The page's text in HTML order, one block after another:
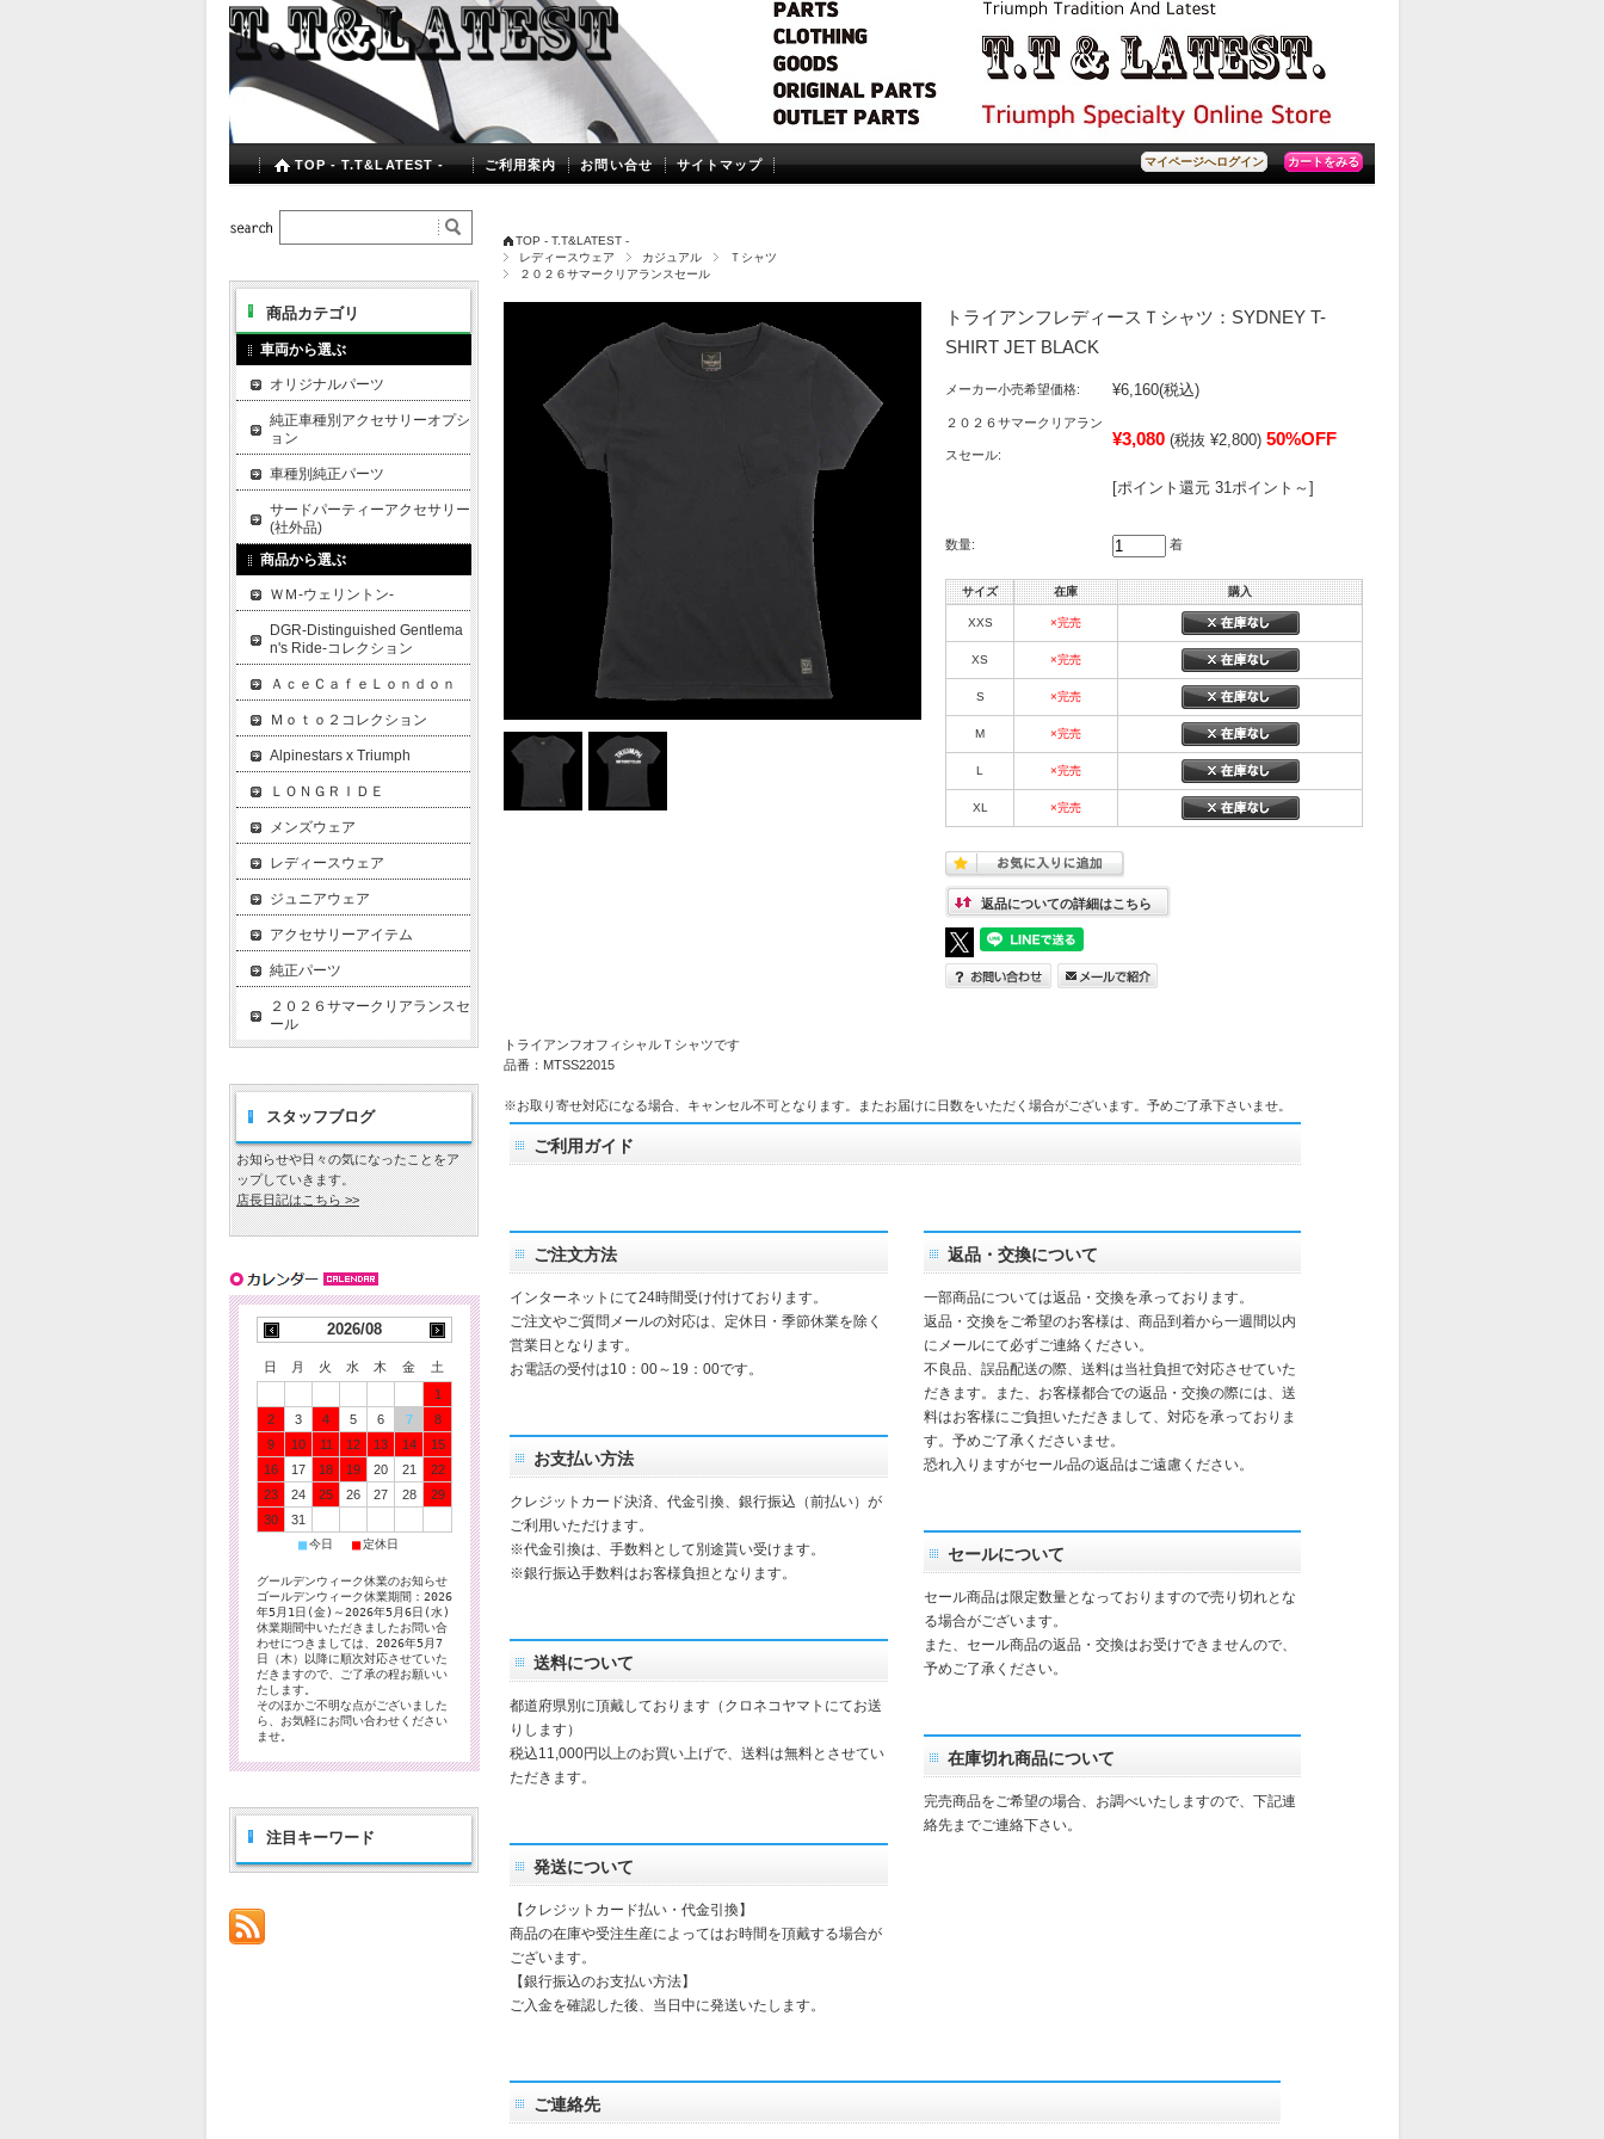
マイページへログイン カートをみる
TOP - T.T&LATEST - ご利用案内 お問い合せ サイトマップ
TOP - T.T&LATEST -
レディースウェア
カジュアル
Ｔシャツ
２０２６サマークリアランスセール
トライアンフレディースＴシャツ：SYDNEY T-
SHIRT JET BLACK
メーカー小売希望価格: ¥6,160(税込)
２０２６サマークリアラン
スセール:
¥3,080 (税抜 ¥2,800) 50%OFF
[ポイント還元 31ポイント～]
数量: 着
サイズ 在庫 購入
XXS ×完売
XS ×完売
S ×完売
M ×完売
L ×完売
XL ×完売
返品についての詳細はこちら
トライアンフオフィシャルＴシャツです
品番：MTSS22015
※お取り寄せ対応になる場合、キャンセル不可となります。またお届けに日数をいただく場合がございます。予めご了承下さいませ。
ご利用ガイド
ご注文方法
インターネットにて24時間受け付けております。
ご注文やご質問メールの対応は、定休日・季節休業を除く
営業日となります。
お電話の受付は10：00～19：00です。
お支払い方法
クレジットカード決済、代金引換、銀行振込（前払い）が
ご利用いただけます。
※代金引換は、手数料として別途貰い受けます。
※銀行振込手数料はお客様負担となります。
送料について
都道府県別に頂戴しております（クロネコヤマトにてお送
りします）
税込11,000円以上のお買い上げで、送料は無料とさせてい
ただきます。
発送について
【クレジットカード払い・代金引換】
商品の在庫や受注生産によってはお時間を頂戴する場合が
ございます。
【銀行振込のお支払い方法】
ご入金を確認した後、当日中に発送いたします。
返品・交換について
一部商品については返品・交換を承っております。
返品・交換をご希望のお客様は、商品到着から一週間以内
にメールにて必ずご連絡ください。
不良品、誤品配送の際、送料は当社負担で対応させていた
だきます。また、お客様都合での返品・交換の際には、送
料はお客様にご負担いただきまして、対応を承っておりま
す。予めご了承くださいませ。
恐れ入りますがセール品の返品はご遠慮ください。
セールについて
セール商品は限定数量となっておりますので売り切れとな
る場合がございます。
また、セール商品の返品・交換はお受けできませんので、
予めご了承ください。
在庫切れ商品について
完売商品をご希望の場合、お調べいたしますので、下記連
絡先までご連絡下さい。
ご連絡先
商品カテゴリ
車両から選ぶ
オリジナルパーツ
純正車種別アクセサリーオプシ
ョン
車種別純正パーツ
サードパーティーアクセサリー
(社外品)
商品から選ぶ
ＷＭ-ウェリントン-
DGR-Distinguished Gentlema
n's Ride-コレクション
ＡｃｅＣａｆｅＬｏｎｄｏｎ
Ｍｏｔｏ２コレクション
Alpinestars x Triumph
ＬＯＮＧＲＩＤＥ
メンズウェア
レディースウェア
ジュニアウェア
アクセサリーアイテム
純正パーツ
２０２６サマークリアランスセ
ール
スタッフブログ
お知らせや日々の気になったことをア
ップしていきます。
店長日記はこちら >>
2026/08
日 月 火 水 木 金
土
1
2
3 4 5 6 7
8
9
10 11 12 13 14
15
16
17 18 19 20 21
22
23
24 25 26 27 28
29
30
31
■今日 ■定休日
グールデンウィーク休業のお知らせ
ゴールデンウィーク休業期間：2026
年5月1日(金)～2026年5月6日(水)
休業期間中いただきましたお問い合
わせにつきましては、2026年5月7
日（木）以降に順次対応させていた
だきますので、ご了承の程お願いい
たします。
そのほかご不明な点がございました
ら、お気軽にお問い合わせください
ませ。
注目キーワード